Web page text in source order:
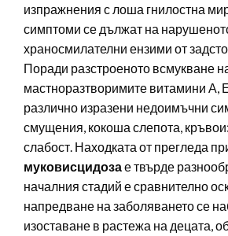
изпражнения с лоша гнилостна
симптоми се дължат на
храносмилателни ензими от
Поради разстроеното всмукване
мастноразтворимите витамини А,
различно изразени недоимъчни
смущения, кокоша слепота,
слабост. Находката от прегледа
муковисцидоза е твърде
началния стадий е сравнително
напредване на заболяването се
изоставане в растежа на децата,